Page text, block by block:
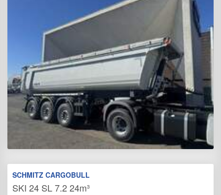
SCHMITZ CARGOBULL
SKI 24 SL 7.2 24m³